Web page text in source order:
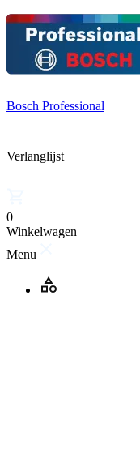
Bosch Professional
Verlanglijst
0
Winkelwagen
Menu